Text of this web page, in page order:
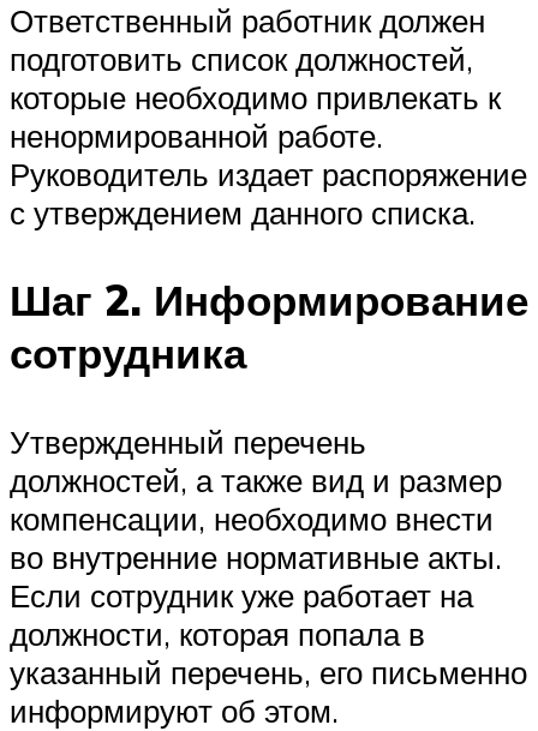
Ответственный работник должен
подготовить список должностей,
которые необходимо привлекать к
ненормированной работе.
Руководитель издает распоряжение
с утверждением данного списка.
Шаг 2. Информирование
сотрудника
Утвержденный перечень
должностей, а также вид и размер
компенсации, необходимо внести
во внутренние нормативные акты.
Если сотрудник уже работает на
должности, которая попала в
указанный перечень, его письменно
информируют об этом.